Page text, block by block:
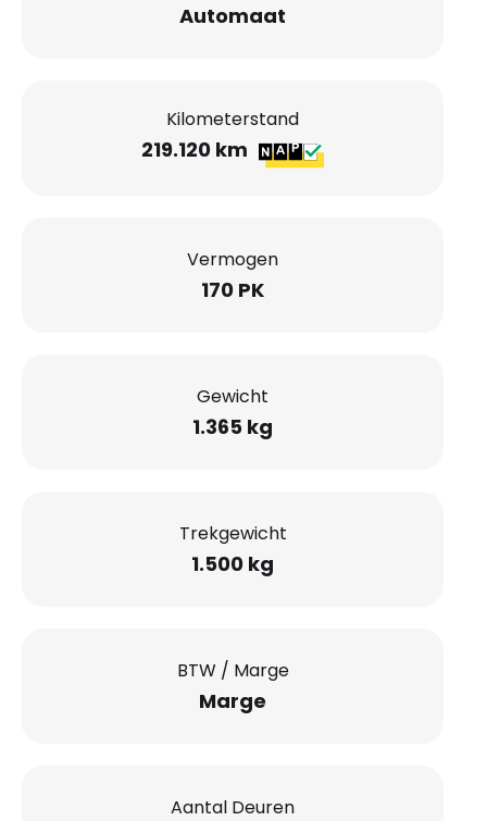
Automaat
Kilometerstand
219.120 km
Vermogen
170 PK
Gewicht
1.365 kg
Trekgewicht
1.500 kg
BTW / Marge
Marge
Aantal Deuren